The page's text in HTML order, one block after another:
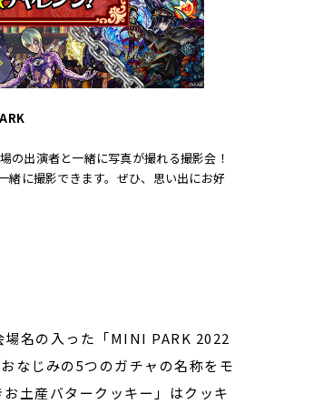
の出演者と一緒に写真が撮れる撮影会！
緒に撮影できます。ぜひ、思い出にお好
場名の入った「MINI PARK 2022
なじみの5つのガチャの名称をモ
土産バタークッキー」はクッキ